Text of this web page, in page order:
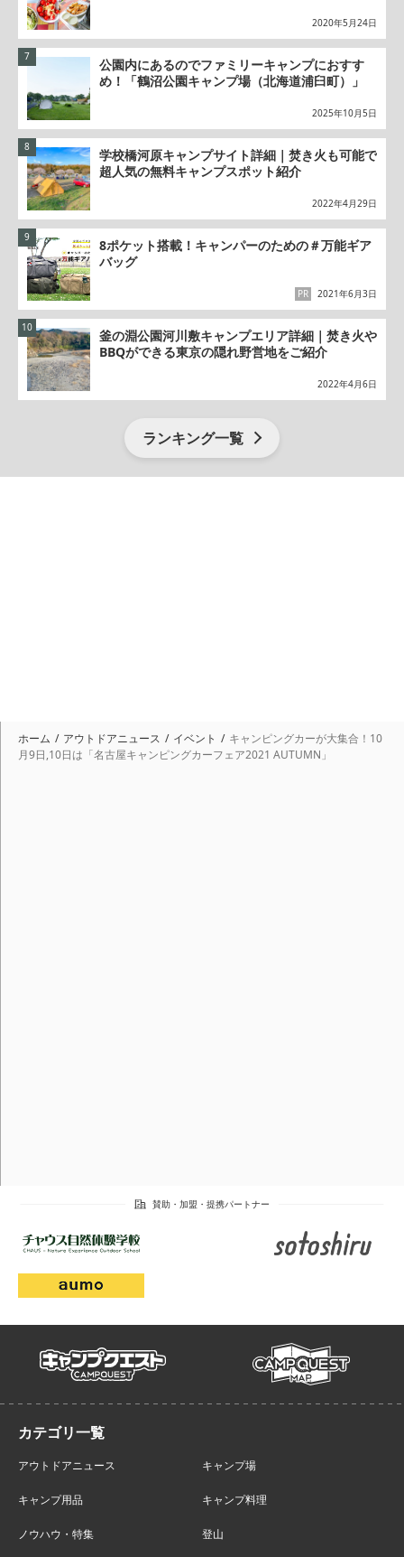
2020年5月24日
公園内にあるのでファミリーキャンプにおすす
め！「鶴沼公園キャンプ場（北海道浦臼町）」
2025年10月5日
学校橋河原キャンプサイト詳細｜焚き火も可能で
超人気の無料キャンプスポット紹介
2022年4月29日
8ポケット搭載！キャンパーのための＃万能ギア
バッグ
2021年6月3日
PR
釜の淵公園河川敷キャンプエリア詳細｜焚き火や
BBQができる東京の隠れ野営地をご紹介
2022年4月6日
ランキング一覧
ホーム アウトドアニュース イベント
キャンピングカーが大集合！10
月9日,10日は「名古屋キャンピングカーフェア2021 AUTUMN」
campquest campmap
アウトドアニュース キャンプ場
キャンプ用品 キャンプ料理
ノウハウ・特集 登山